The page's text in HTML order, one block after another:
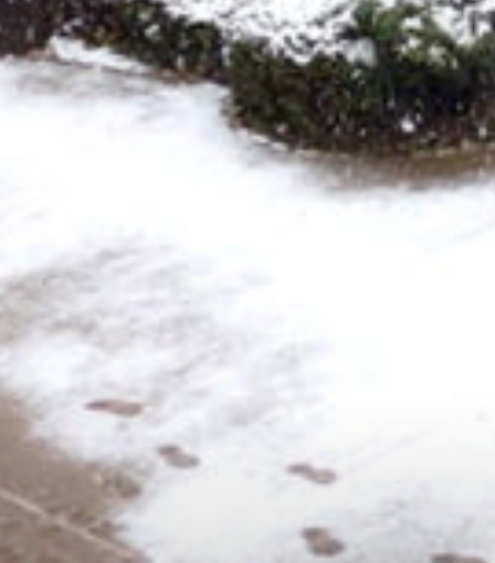
: Attempt to read property "cat_name" on null in